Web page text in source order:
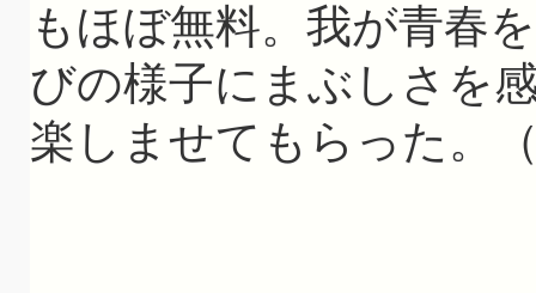
もほぼ無料。我が青春
びの様子にまぶしさを
楽しませてもらった。